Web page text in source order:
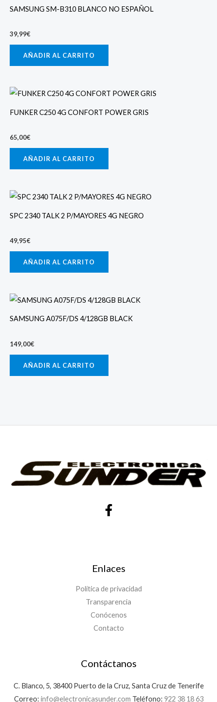
SAMSUNG SM-B310 BLANCO NO ESPAÑOL
39,99€
AÑADIR AL CARRITO
FUNKER C250 4G CONFORT POWER GRIS
65,00€
AÑADIR AL CARRITO
SPC 2340 TALK 2 P/MAYORES 4G NEGRO
49,95€
AÑADIR AL CARRITO
SAMSUNG A075F/DS 4/128GB BLACK
149,00€
AÑADIR AL CARRITO
Enlaces
Política de privacidad
Transparencia
Conócenos
Contacto
Contáctanos
C. Blanco, 5, 38400 Puerto de la Cruz, Santa Cruz de Tenerife
Correo: info@electronicasunder.com Teléfono: 922 38 18 63